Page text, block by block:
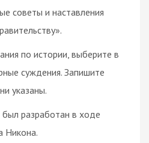
советы и наставления
по истории, выберите в
суждения. Запишите
указаны.
разработан в ходе
Никона.